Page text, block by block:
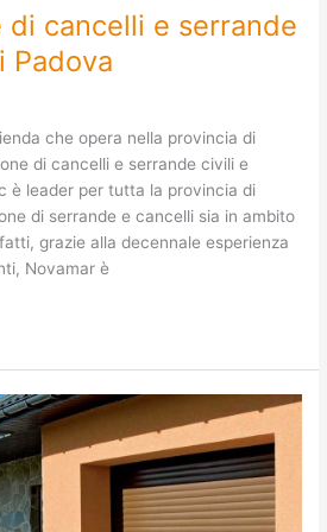
di cancelli e serrande
Padova
che opera nella provincia di
di cancelli e serrande civili e
è leader per tutta la provincia di
di serrande e cancelli sia in ambito
grazie alla decennale esperienza
Novamar è